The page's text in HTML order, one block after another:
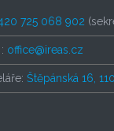
725 068 902
office@ireas.cz
Štěpánská 16,